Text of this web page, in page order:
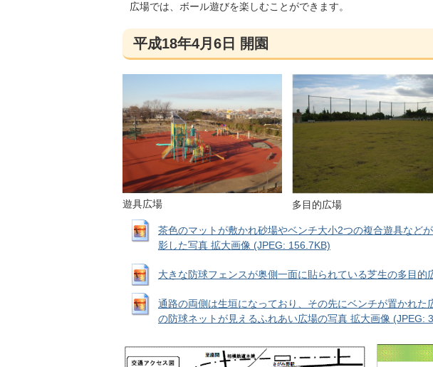
広場では、ボール遊びを楽しむことができます。
平成18年4月6日 開園
遊具広場 多目的広場
茶色のマットが敷かれ砂場やベンチ大小2つの複合遊具など
影した写真 拡大画像 (JPEG: 156.7KB)
大きな防球フェンスが奥側一面に貼られている芝生の多目
通路の両側は生垣になっており、その先にベンチが置かれ
の防球ネットが見えるふれあい広場の写真 拡大画像 (JPEG: